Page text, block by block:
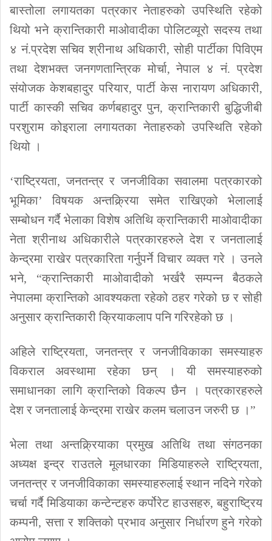
बास्तोला लगायतका पत्रकार नेताहरुको उपस्थिति रहेको
थियो भने क्रान्तिकारी माओवादीका पोलिटव्यूरो सदस्य तथा
४ नं.प्रदेश सचिव श्रीनाथ अधिकारी, सोही पार्टीका पिविएम
तथा देशभक्त जनगणतान्त्रिक मोर्चा, नेपाल ४ नं. प्रदेश
संयोजक केशबहादुर परियार, पार्टी केस नारायण अधिकारी,
पार्टी कास्की सचिव कर्णबहादुर पुन, क्रान्तिकारी बुद्धिजीबी
परशुराम कोइराला लगायतका नेताहरुको उपस्थिति रहेको
थियो ।
‘राष्ट्रियता, जनतन्त्र र जनजीविका सवालमा पत्रकारको
भूमिका’ विषयक अन्तक्र्रिया समेत राखिएको भेलालाई
सम्बोधन गर्दै भेलाका विशेष अतिथि क्रान्तिकारी माओवादीका
नेता श्रीनाथ अधिकारीले पत्रकारहरुले देश र जनतालाई
केन्द्रमा राखेर पत्रकारिता गर्नुपर्ने विचार व्यक्त गरे । उनले
भने, “क्रान्तिकारी माओवादीको भर्खरै सम्पन्न बैठकले
नेपालमा क्रान्तिको आवश्यकता रहेको ठहर गरेको छ र सोही
अनुसार क्रान्तिकारी क्रियाकलाप पनि गरिरहेको छ ।
अहिले राष्ट्रियता, जनतन्त्र र जनजीविकाका समस्याहरु
विकराल अवस्थामा रहेका छन् । यी समस्याहरुको
समाधानका लागि क्रान्तिको विकल्प छैन । पत्रकारहरुले
देश र जनतालाई केन्द्रमा राखेर कलम चलाउन जरुरी छ ।”
भेला तथा अन्तक्र्रियाका प्रमुख अतिथि तथा संगठनका
अध्यक्ष इन्द्र राउतले मूलधारका मिडियाहरुले राष्ट्रियता,
जनतन्त्र र जनजीविकाका समस्याहरुलाई स्थान नदिने गरेको
चर्चा गर्दै मिडियाका कन्टेन्टहरु कर्पोरेट हाउसहरु, बहुराष्ट्रिय
कम्पनी, सत्ता र शक्तिको प्रभाव अनुसार निर्धारण हुने गरेको